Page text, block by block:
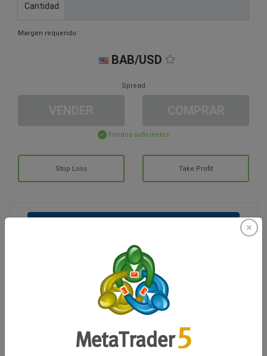
Cantidad
Margen requerido:
BAB/USD
Spread
Fondos suficientes
Stop Loss Take Profit